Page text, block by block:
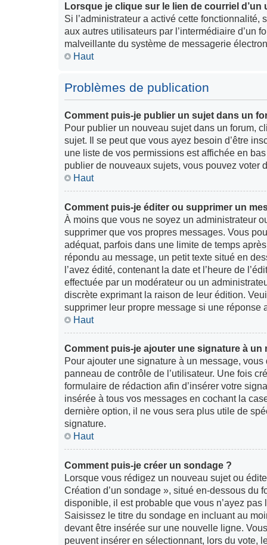
Lorsque je clique sur le lien de courriel
Si l’administrateur a activé cette
aux autres utilisateurs par l’intermédiaire d’un
malveillante du système de messagerie
Haut
Problèmes de publication
Comment puis-je publier un sujet dans un
Pour publier un nouveau sujet dans un forum,
sujet. Il se peut que vous ayez besoin d’être
une liste de vos permissions est affichée en
publier de nouveaux sujets, vous pouvez voter
Haut
Comment puis-je éditer ou supprimer un
À moins que vous ne soyez un administrateur
supprimer que vos propres messages. Vous
adéquat, parfois dans une limite de temps
répondu au message, un petit texte situé en
l’avez édité, contenant la date et l’heure de
effectuée par un modérateur ou un
discrète exprimant la raison de leur édition.
supprimer leur propre message si une réponse
Haut
Comment puis-je ajouter une signature à un
Pour ajouter une signature à un message,
panneau de contrôle de l’utilisateur. Une fois
formulaire de rédaction afin d’insérer votre
insérée à tous vos messages en cochant la
dernière option, il ne vous sera plus utile de
signature.
Haut
Comment puis-je créer un sondage ?
Lorsque vous rédigez un nouveau sujet ou
Création d’un sondage », situé en-dessous du
disponible, il est probable que vous n’ayez
Saisissez le titre du sondage en incluant au
devant être insérée sur une nouvelle ligne.
peuvent insérer en sélectionnant, lors du vote,